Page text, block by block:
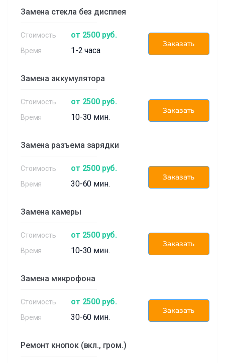
Замена стекла без дисплея
от 2500 руб.
1-2 часа
Заказать
Замена аккумулятора
от 2500 руб.
10-30 мин.
Заказать
Замена разъема зарядки
от 2500 руб.
30-60 мин.
Заказать
Замена камеры
от 2500 руб.
10-30 мин.
Заказать
Замена микрофона
от 2500 руб.
30-60 мин.
Заказать
Ремонт кнопок (вкл., гром.)